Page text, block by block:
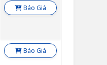
Báo Giá
Báo Giá